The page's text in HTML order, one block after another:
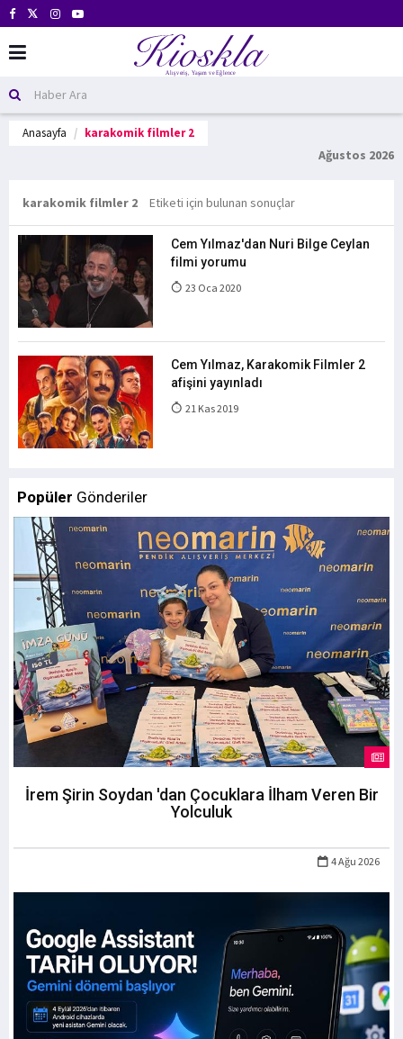
Anasayfa karakomik filmler 2
Ağustos 2026
karakomik filmler 2 Etiketi için bulunan sonuçlar
Cem Yılmaz'dan Nuri Bilge Ceylan
filmi yorumu
23 Oca 2020
Cem Yılmaz, Karakomik Filmler 2
afişini yayınladı
21 Kas 2019
Popüler Gönderiler
İrem Şirin Soydan 'dan Çocuklara İlham Veren Bir
Yolculuk
4 Ağu 2026